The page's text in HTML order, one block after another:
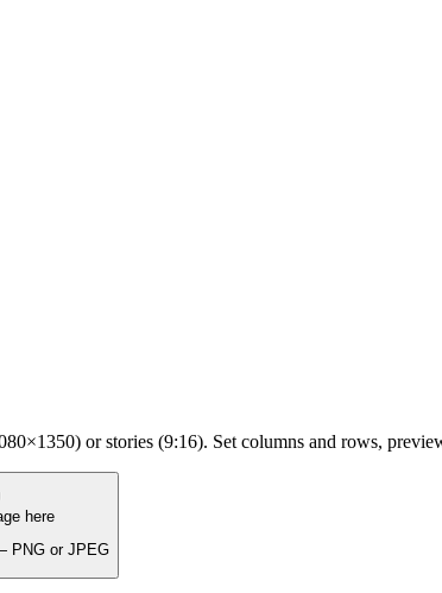
or stories (9:16). Set columns and rows,
here
PNG or JPEG